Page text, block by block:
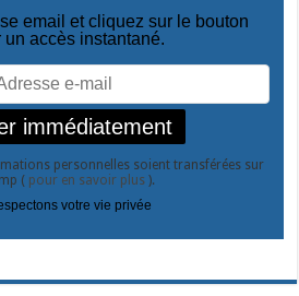
email et cliquez sur le bouton
un accès instantané.
personnelles soient transférées sur
( pour en savoir plus).
votre vie privée